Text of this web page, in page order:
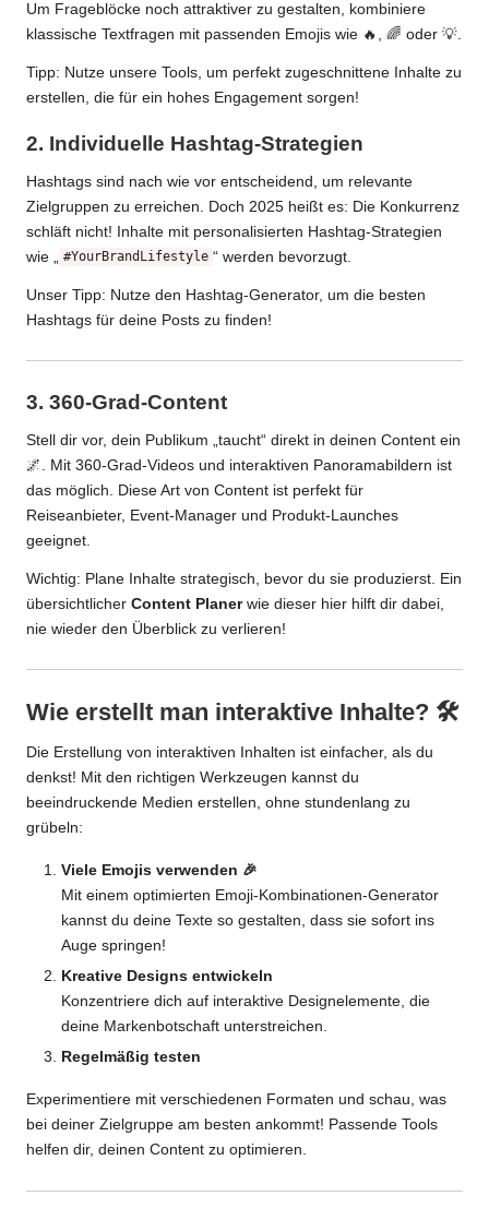
Um Frageblöcke noch attraktiver zu gestalten, kombiniere
klassische Textfragen mit passenden Emojis wie 🔥, 🌈 oder 💡.
Tipp: Nutze unsere Tools , um perfekt zugeschnittene Inhalte zu
erstellen, die für ein hohes Engagement sorgen!
2. Individuelle Hashtag-Strategien
Hashtags sind nach wie vor entscheidend, um relevante
Zielgruppen zu erreichen. Doch 2025 heißt es: Die Konkurrenz
schläft nicht! Inhalte mit personalisierten Hashtag-Strategien
wie „
#YourBrandLifestyle “ werden bevorzugt.
Unser Tipp: Nutze den Hashtag-Generator, um die besten
Hashtags für deine Posts zu finden!
3. 360-Grad-Content
Stell dir vor, dein Publikum „taucht“ direkt in deinen Content ein
🌌. Mit 360-Grad-Videos und interaktiven Panoramabildern ist
das möglich. Diese Art von Content ist perfekt für
Reiseanbieter, Event-Manager und Produkt-Launches
geeignet.
Wichtig: Plane Inhalte strategisch, bevor du sie produzierst. Ein
übersichtlicher Content Planerwie dieser hier hilft dir dabei,
nie wieder den Überblick zu verlieren!
Wie erstellt man interaktive Inhalte? 🛠️
Die Erstellung von interaktiven Inhalten ist einfacher, als du
denkst! Mit den richtigen Werkzeugen kannst du
beeindruckende Medien erstellen, ohne stundenlang zu
grübeln:
Viele Emojis verwenden 🎉
Mit einem optimierten Emoji-Kombinationen-Generator
kannst du deine Texte so gestalten, dass sie sofort ins
Auge springen!
Kreative Designs entwickeln
Konzentriere dich auf interaktive Designelemente, die
deine Markenbotschaft unterstreichen.
Regelmäßig testen
Experimentiere mit verschiedenen Formaten und schau, was
bei deiner Zielgruppe am besten ankommt! Passende Tools
helfen dir, deinen Content zu optimieren.